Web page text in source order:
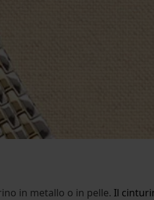
in metallo o in pelle. Il